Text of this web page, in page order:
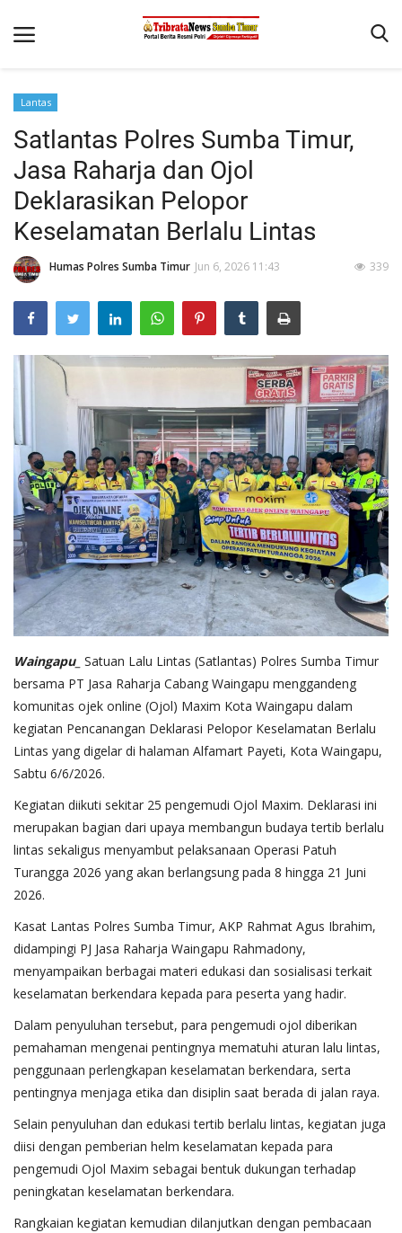
Beranda
Terms & Conditions
Reskrim
Binkam
Giat Ops
Mitra Polisi
Lantas
Jurnal Kamtibmas
Lantas
Satlantas Polres Sumba Timur,
Jasa Raharja dan Ojol
Deklarasikan Pelopor
Keselamatan Berlalu Lintas
Humas Polres Sumba Timur Jun 6, 2026 11:43 339
Waingapu_ Satuan Lalu Lintas (Satlantas) Polres Sumba Timur
bersama PT Jasa Raharja Cabang Waingapu menggandeng
komunitas ojek online (Ojol) Maxim Kota Waingapu dalam
kegiatan Pencanangan Deklarasi Pelopor Keselamatan Berlalu
Lintas yang digelar di halaman Alfamart Payeti, Kota Waingapu,
Sabtu 6/6/2026.
Kegiatan diikuti sekitar 25 pengemudi Ojol Maxim. Deklarasi ini
merupakan bagian dari upaya membangun budaya tertib berlalu
lintas sekaligus menyambut pelaksanaan Operasi Patuh
Turangga 2026 yang akan berlangsung pada 8 hingga 21 Juni
2026.
Kasat Lantas Polres Sumba Timur, AKP Rahmat Agus Ibrahim,
didampingi PJ Jasa Raharja Waingapu Rahmadony,
menyampaikan berbagai materi edukasi dan sosialisasi terkait
keselamatan berkendara kepada para peserta yang hadir.
Dalam penyuluhan tersebut, para pengemudi ojol diberikan
pemahaman mengenai pentingnya mematuhi aturan lalu lintas,
penggunaan perlengkapan keselamatan berkendara, serta
pentingnya menjaga etika dan disiplin saat berada di jalan raya.
Selain penyuluhan dan edukasi tertib berlalu lintas, kegiatan juga
diisi dengan pemberian helm keselamatan kepada para
pengemudi Ojol Maxim sebagai bentuk dukungan terhadap
peningkatan keselamatan berkendara.
Rangkaian kegiatan kemudian dilanjutkan dengan pembacaan